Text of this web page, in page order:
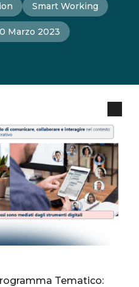
Smart Working
Marzo 2023
Tematico: